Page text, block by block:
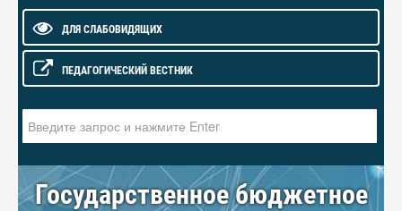
ДЛЯ СЛАБОВИДЯЩИХ
ПЕДАГОГИЧЕСКИЙ ВЕСТНИК
Государственное бюджетное